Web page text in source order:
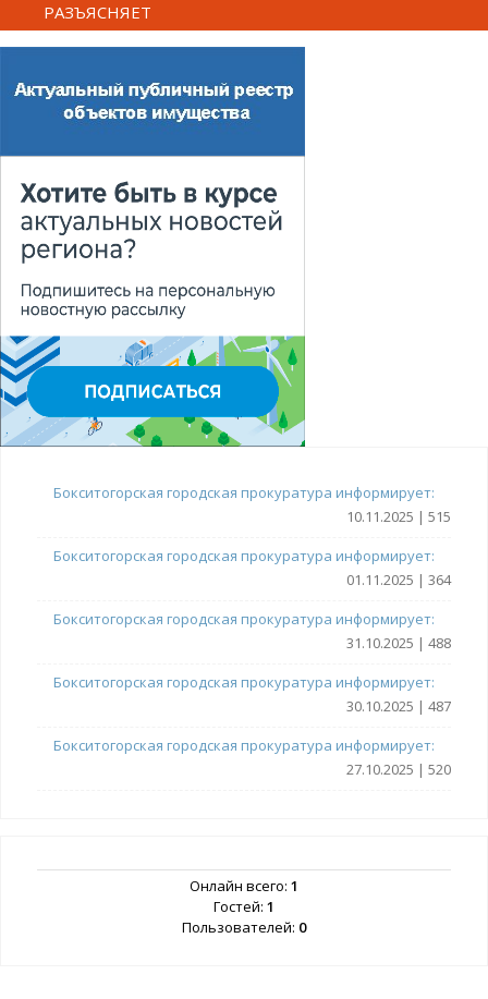
РАЗЪЯСНЯЕТ
Бокситогорская городская прокуратура информирует:
10.11.2025 | 515
Бокситогорская городская прокуратура информирует:
01.11.2025 | 364
Бокситогорская городская прокуратура информирует:
31.10.2025 | 488
Бокситогорская городская прокуратура информирует:
30.10.2025 | 487
Бокситогорская городская прокуратура информирует:
27.10.2025 | 520
Онлайн всего: 1
Гостей: 1
Пользователей: 0